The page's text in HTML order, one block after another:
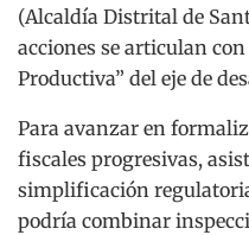
(Alcaldía Distrital de
acciones se articulan
Productiva” del eje de
Para avanzar en
fiscales progresivas,
simplificación
podría combinar